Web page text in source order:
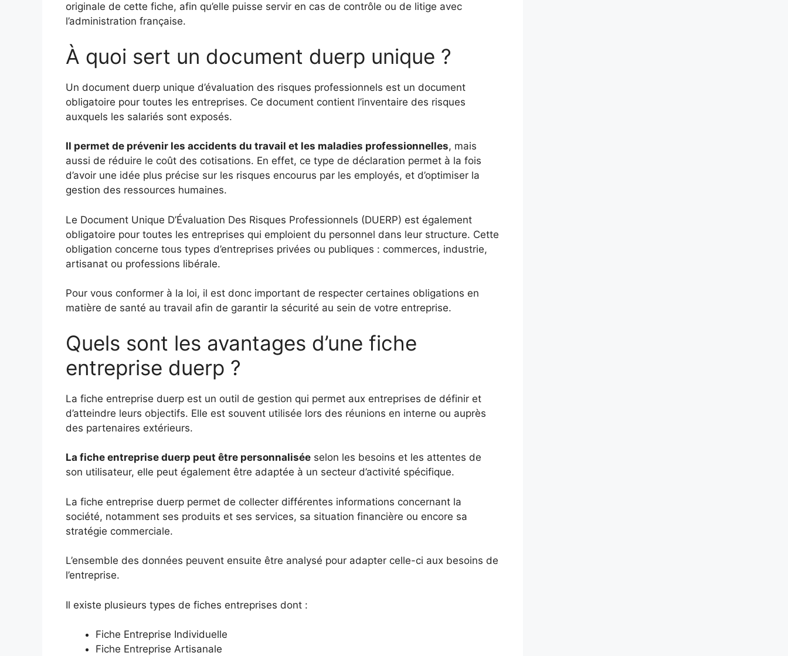
originale de cette fiche, afin qu’elle puisse servir en cas de contrôle ou de litige avec
l’administration française.
À quoi sert un document duerp unique ?
Un document duerp unique d’évaluation des risques professionnels est un document
obligatoire pour toutes les entreprises. Ce document contient l’inventaire des risques
auxquels les salariés sont exposés.
Il permet de prévenir les accidents du travail et les maladies professionnelles, mais
aussi de réduire le coût des cotisations. En effet, ce type de déclaration permet à la fois
d’avoir une idée plus précise sur les risques encourus par les employés, et d’optimiser la
gestion des ressources humaines.
Le Document Unique D’Évaluation Des Risques Professionnels (DUERP) est également
obligatoire pour toutes les entreprises qui emploient du personnel dans leur structure. Cette
obligation concerne tous types d’entreprises privées ou publiques : commerces, industrie,
artisanat ou professions libérale.
Pour vous conformer à la loi, il est donc important de respecter certaines obligations en
matière de santé au travail afin de garantir la sécurité au sein de votre entreprise.
Quels sont les avantages d’une fiche
entreprise duerp ?
La fiche entreprise duerp est un outil de gestion qui permet aux entreprises de définir et
d’atteindre leurs objectifs. Elle est souvent utilisée lors des réunions en interne ou auprès
des partenaires extérieurs.
La fiche entreprise duerp peut être personnalisée selon les besoins et les attentes de
son utilisateur, elle peut également être adaptée à un secteur d’activité spécifique.
La fiche entreprise duerp permet de collecter différentes informations concernant la
société, notamment ses produits et ses services, sa situation financière ou encore sa
stratégie commerciale.
L’ensemble des données peuvent ensuite être analysé pour adapter celle-ci aux besoins de
l’entreprise.
Il existe plusieurs types de fiches entreprises dont :
Fiche Entreprise Individuelle
Fiche Entreprise Artisanale